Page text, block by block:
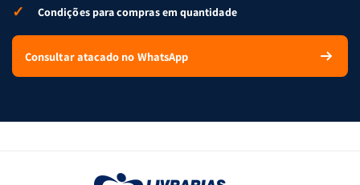
✓ Condições para compras em quantidade
Consultar atacado no WhatsApp